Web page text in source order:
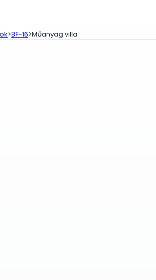
>BF-16>Műanyag villa